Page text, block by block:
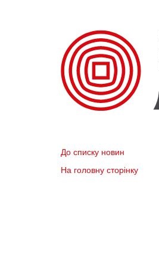
До списку новин
На головну сторінку